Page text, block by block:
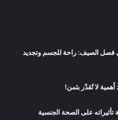
في فصل الصيف: راحة للجسم وتجديد
لا تُقدّر بثمن!
على الصحة الجنسية